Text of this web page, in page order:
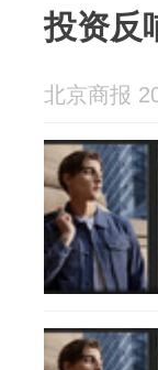
投资反
北京商报